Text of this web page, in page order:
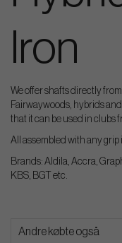
Iron
We offer shafts directly
Fairwaywoods, hybrids
that it can be used in clubs
All assembled with any
Brands: Aldila, Accra,
KBS, BGT etc.
Andre købte også